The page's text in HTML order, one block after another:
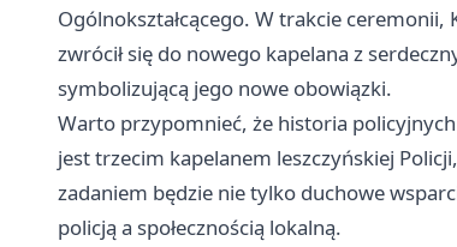
Ogólnokształcącego. W trakcie
zwrócił się do nowego kapelana z
symbolizującą jego nowe obowiązki.
Warto przypomnieć, że historia
jest trzecim kapelanem leszczyńskiej
zadaniem będzie nie tylko duchowe
policją a społecznością lokalną.